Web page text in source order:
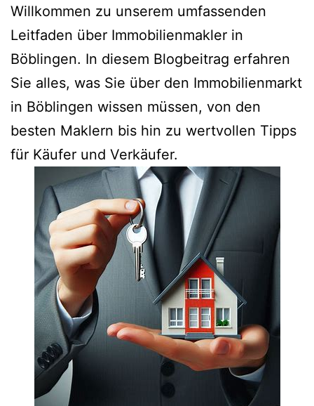
Willkommen zu unserem umfassenden
Leitfaden über Immobilienmakler in
Böblingen. In diesem Blogbeitrag erfahren
Sie alles, was Sie über den Immobilienmarkt
in Böblingen wissen müssen, von den
besten Maklern bis hin zu wertvollen Tipps
für Käufer und Verkäufer.